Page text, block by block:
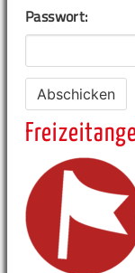
Passwort: